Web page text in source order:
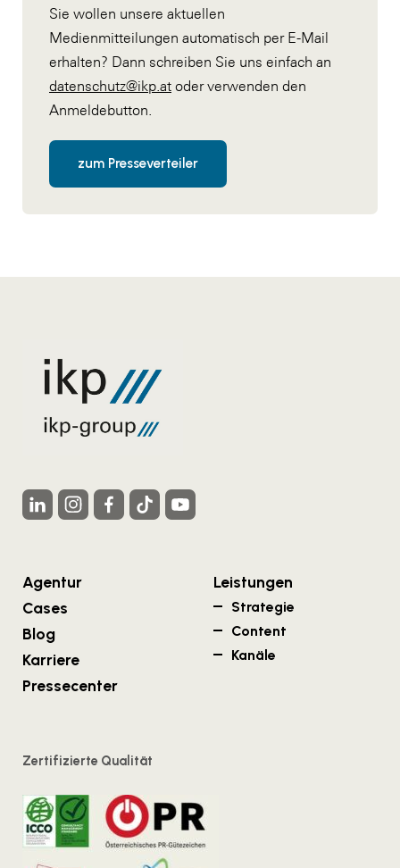
Sie wollen unsere aktuellen
Medienmitteilungen automatisch per E-Mail
erhalten? Dann schreiben Sie uns einfach an
datenschutz@ikp.at oder verwenden den
Anmeldebutton.
zum Presseverteiler
Agentur
Cases
Blog
Karriere
Pressecenter
Leistungen
Strategie
Content
Kanäle
Zertifizierte Qualität